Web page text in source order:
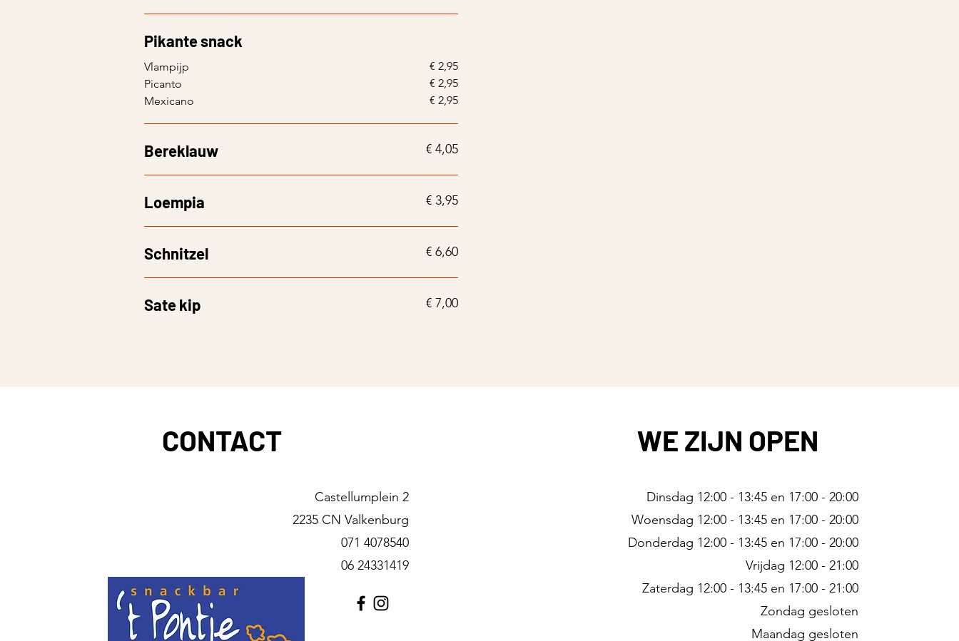
Pikante snack
Vlampijp
€ 2,95
Picanto
€ 2,95
Mexicano
€ 2,95
Bereklauw € 4,05
Loempia € 3,95
Schnitzel € 6,60
Sate kip € 7,00
CONTACT
Castellumplein 2
2235 CN Valkenburg
071 4078540
06 24331419
WE ZIJN OPEN
Dinsdag 12:00 - 13:45 en 17:00 - 20:00
Woensdag 12:00 - 13:45 en 17:00 - 20:00
Donderdag 12:00 - 13:45 en 17:00 - 20:00
Vrijdag 12:00 - 21:00
Zaterdag 12:00 - 13:45 en 17:00 - 21:00
Zondag gesloten
Maandag gesloten